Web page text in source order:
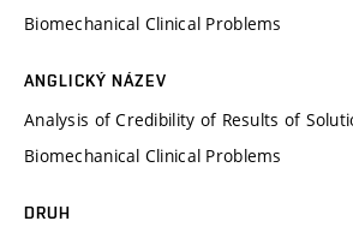
Biomechanical Clinical Problems
ANGLICKÝ NÁZEV
Analysis of Credibility of Results of
Biomechanical Clinical Problems
DRUH